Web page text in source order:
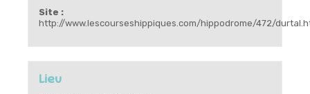
Site :
http://www.lescourseshippiques.com/hippodrome/472/
Lieu